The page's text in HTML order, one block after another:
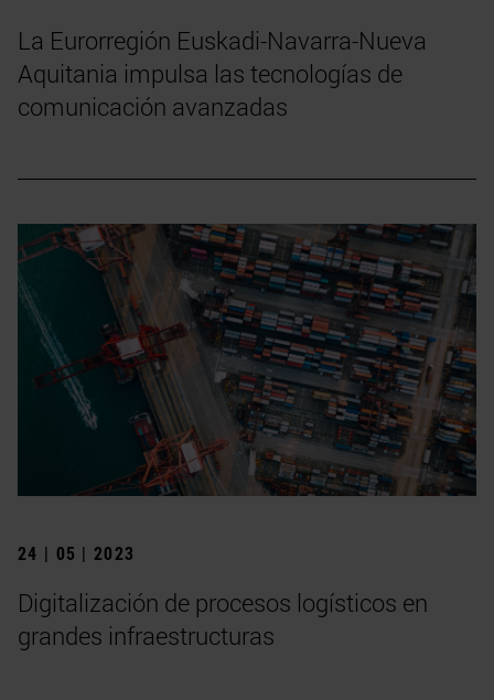
La Eurorregión Euskadi-Navarra-Nueva
Aquitania impulsa las tecnologías de
comunicación avanzadas
24 | 05 | 2023
Digitalización de procesos logísticos en
grandes infraestructuras